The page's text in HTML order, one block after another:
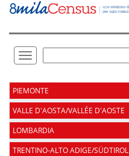
Vai
direttamente
Toggle
navigation
.
PIEMONTE
VALLE D'AOSTA/VALLÉE D'AOSTE
LOMBARDIA
TRENTINO-ALTO ADIGE/SÜDTIROL